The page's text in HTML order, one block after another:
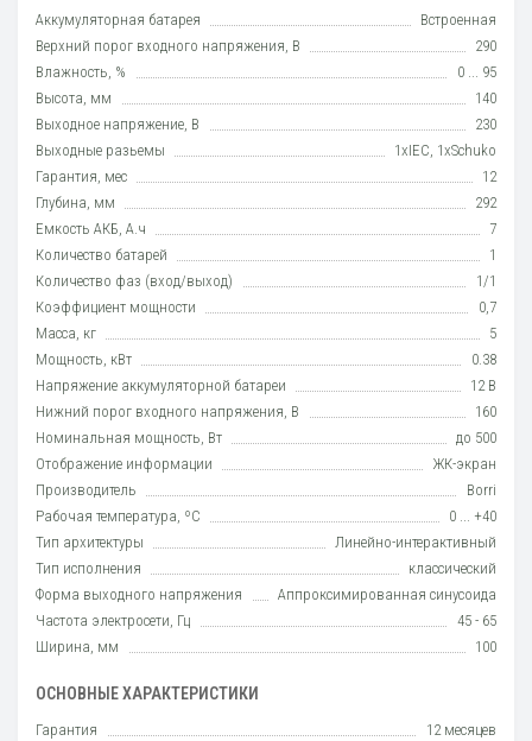
Аккумуляторная батарея
Встроенная
Верхний порог входного напряжения, В
290
Влажность, %
0 ... 95
Высота, мм
140
Выходное напряжение, В
230
Выходные разьемы
1xIEC, 1xSchuko
Гарантия, мес
12
Глубина, мм
292
Емкость АКБ, А.ч
7
Количество батарей
1
Количество фаз (вход/выход)
1/1
Коэффициент мощности
0,7
Масса, кг
5
Мощность, кВт
0.38
Напряжение аккумуляторной батареи
12 В
Нижний порог входного напряжения, В
160
Номинальная мощность, Вт
до 500
Отображение информации
ЖК-экран
Производитель
Borri
Рабочая температура, ºC
0 ... +40
Тип архитектуры
Линейно-интерактивный
Тип исполнения
класcический
Форма выходного напряжения
Аппроксимированная синусоида
Частота электросети, Гц
45 - 65
Ширина, мм
100
ОСНОВНЫЕ ХАРАКТЕРИСТИКИ
Гарантия 12 месяцев